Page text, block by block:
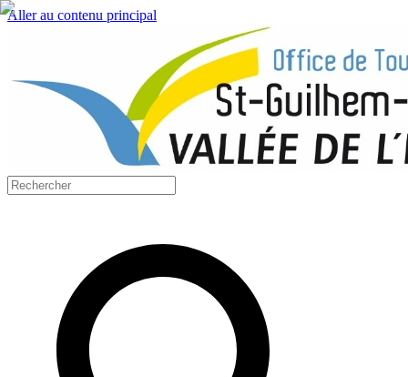
Aller au contenu principal